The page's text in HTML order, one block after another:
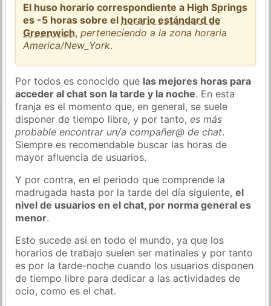
El huso horario correspondiente a High Springs
es -5 horas sobre el horario estándard de
Greenwich,perteneciendo a la zona horaria
America/New_York.
Por todos es conocido que las mejores horas para
acceder al chat son la tarde y la noche. En esta
franja es el momento que, en general, se suele
disponer de tiempo libre, y por tanto,es más
probable encontrar un/a compañer@ de chat.
Siempre es recomendable buscar las horas de
mayor afluencia de usuarios.
Y por contra, en el periodo que comprende la
madrugada hasta por la tarde del día siguiente,el
nivel de usuarios en el chat, por norma general es
menor.
Esto sucede así en todo el mundo, ya que los
horarios de trabajo suelen ser matinales y por tanto
es por la tarde-noche cuando los usuarios disponen
de tiempo libre para dedicar a las actividades de
ocio, como es el chat.